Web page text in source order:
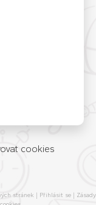
cookies
stránek | Přihlásit se | Zásady